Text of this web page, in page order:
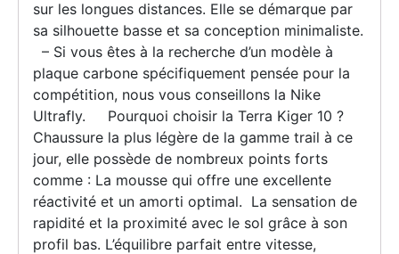
sur les longues distances. Elle se démarque par
sa silhouette basse et sa conception minimaliste.
– Si vous êtes à la recherche d’un modèle à
plaque carbone spécifiquement pensée pour la
compétition, nous vous conseillons la Nike
Ultrafly. Pourquoi choisir la Terra Kiger 10 ?
Chaussure la plus légère de la gamme trail à ce
jour, elle possède de nombreux points forts
comme : La mousse qui offre une excellente
réactivité et un amorti optimal. La sensation de
rapidité et la proximité avec le sol grâce à son
profil bas. L’équilibre parfait entre vitesse,